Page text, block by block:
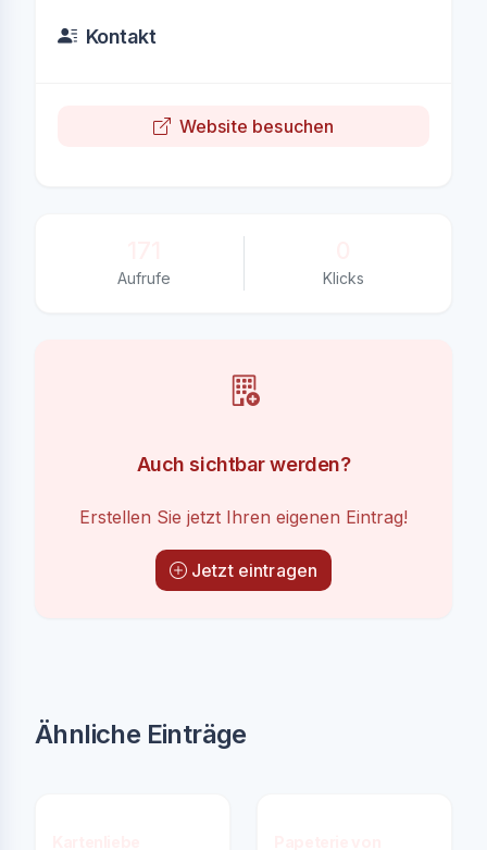
Kontakt
Website besuchen
Aufrufe Klicks
Auch sichtbar werden?
Erstellen Sie jetzt Ihren eigenen Eintrag!
Jetzt eintragen
Ähnliche Einträge